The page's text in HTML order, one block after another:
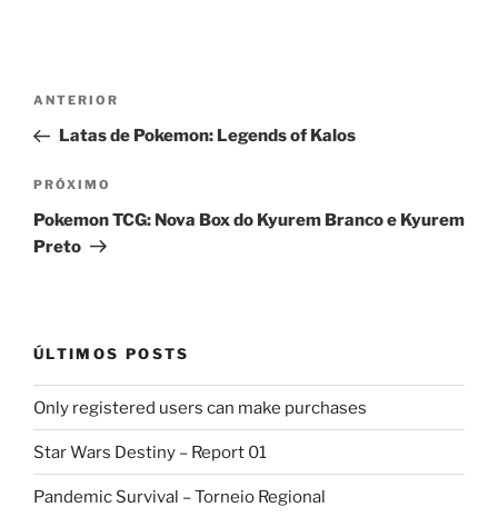
Navegação
Post
Post
anterior
ANTERIOR
Latas de Pokemon: Legends of Kalos
Próximo
post
PRÓXIMO
Pokemon TCG: Nova Box do Kyurem Branco e Kyurem
Preto
ÚLTIMOS POSTS
Only registered users can make purchases
Star Wars Destiny – Report 01
Pandemic Survival – Torneio Regional